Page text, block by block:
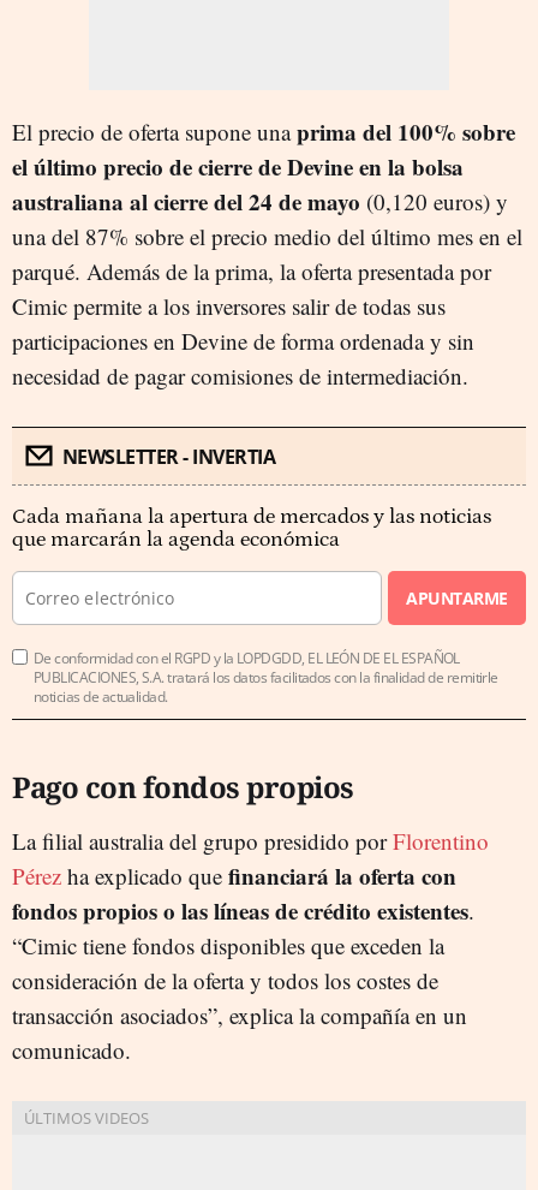
El precio de oferta supone unaprima del 100% sobre
el último precio de cierre de Devine en la bolsa
australiana al cierre del 24 de mayo (0,120 euros) y
una del 87% sobre el precio medio del último mes en el
parqué. Además de la prima, la oferta presentada por
Cimic permite a los inversores salir de todas sus
participaciones en Devine de forma ordenada y sin
necesidad de pagar comisiones de intermediación.
NEWSLETTER - INVERTIA
Cada mañana la apertura de mercados y las noticias
que marcarán la agenda económica
APUNTARME
De conformidad con el RGPD y la LOPDGDD, EL LEÓN DE EL ESPAÑOL
PUBLICACIONES, S.A. tratará los datos facilitados con la finalidad de remitirle
noticias de actualidad.
Pago con fondos propios
La filial australia del grupo presidido porFlorentino
Pérez ha explicado que financiará la oferta con
fondos propios o las líneas de crédito existentes.
“Cimic tiene fondos disponibles que exceden la
consideración de la oferta y todos los costes de
transacción asociados”, explica la compañía en un
comunicado.